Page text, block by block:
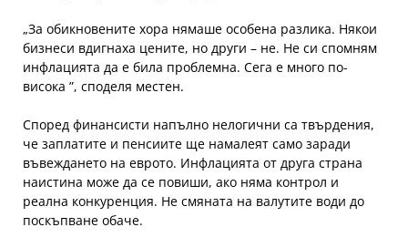
„За обикновените хора нямаше особена разлика. Някои
бизнеси вдигнаха цените, но други – не. Не си спомням
инфлацията да е била проблемна. Сега е много по-
висока ”, споделя местен.
Според финансисти напълно нелогични са твърдения,
че заплатите и пенсиите ще намалеят само заради
въвеждането на еврото. Инфлацията от друга страна
наистина може да се повиши, ако няма контрол и
реална конкуренция. Не смяната на валутите води до
поскъпване обаче.